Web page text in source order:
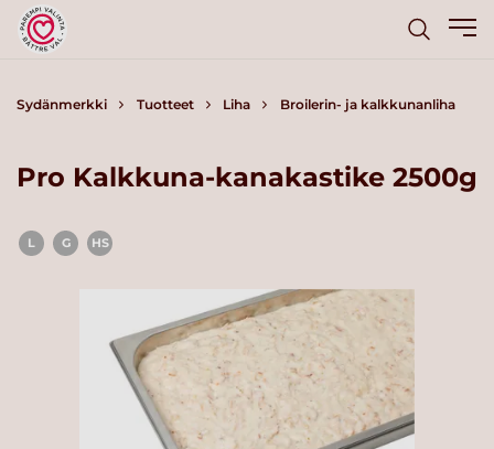
Sydänmerkki Tuotteet Liha Broilerin- ja kalkkunanliha
Pro Kalkkuna-kanakastike 2500g
L G HS